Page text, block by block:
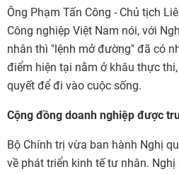
Ông Phạm Tấn Công - Chủ tịch
Công nghiệp Việt Nam nói, với
nhân thì "lệnh mở đường" đã có
điểm hiện tại nằm ở khâu thực
quyết để đi vào cuộc sống.
Cộng đồng doanh nghiệp được
Bộ Chính trị vừa ban hành Nghị
về phát triển kinh tế tư nhân.